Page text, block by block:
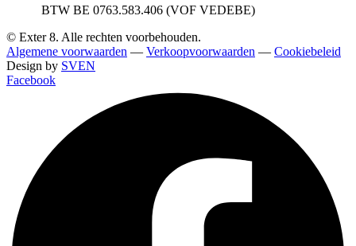
BTW BE 0763.583.406 (VOF VEDEBE)
© Exter 8. Alle rechten voorbehouden.
Algemene voorwaarden — Verkoopvoorwaarden — Cookiebeleid
Design by SVEN
Facebook